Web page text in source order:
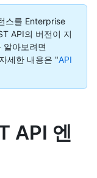
스를 Enterprise
API의 버전이 지
알아보려면
자세한 내용은 "API
API 엔